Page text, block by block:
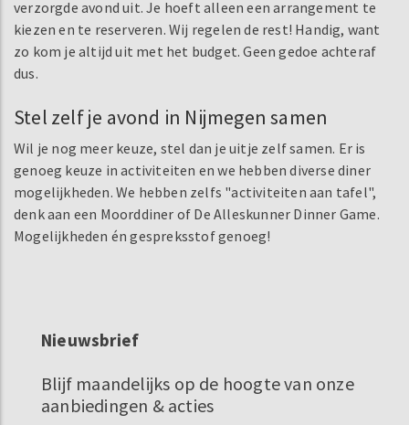
verzorgde avond uit. Je hoeft alleen een arrangement te
kiezen en te reserveren. Wij regelen de rest! Handig, want
zo kom je altijd uit met het budget. Geen gedoe achteraf
dus.
Stel zelf je avond in Nijmegen samen
Wil je nog meer keuze, stel dan je uitje zelf samen. Er is
genoeg keuze in activiteiten en we hebben diverse diner
mogelijkheden. We hebben zelfs "activiteiten aan tafel",
denk aan een Moorddiner of De Alleskunner Dinner Game.
Mogelijkheden én gespreksstof genoeg!
Nieuwsbrief
Blijf maandelijks op de hoogte van onze
aanbiedingen & acties